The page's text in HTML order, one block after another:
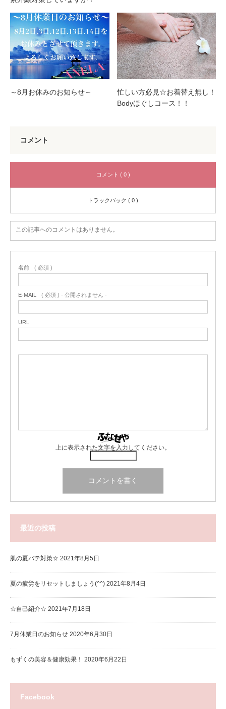
～8月お休みのお知らせ～
忙しい方必見☆お着替え無し！
Bodyほぐしコース！！
コメント
コメント ( 0 )
トラックバック ( 0 )
この記事へのコメントはありません。
名前 ( 必須 )
E-MAIL ( 必須 ) - 公開されません -
URL
上に表示された文字を入力してください。
最近の投稿
肌の夏バテ対策☆ 2021年8月5日
夏の疲労をリセットしましょう(^^) 2021年8月4日
☆自己紹介☆ 2021年7月18日
7月休業日のお知らせ 2020年6月30日
もずくの美容＆健康効果！ 2020年6月22日
Facebook